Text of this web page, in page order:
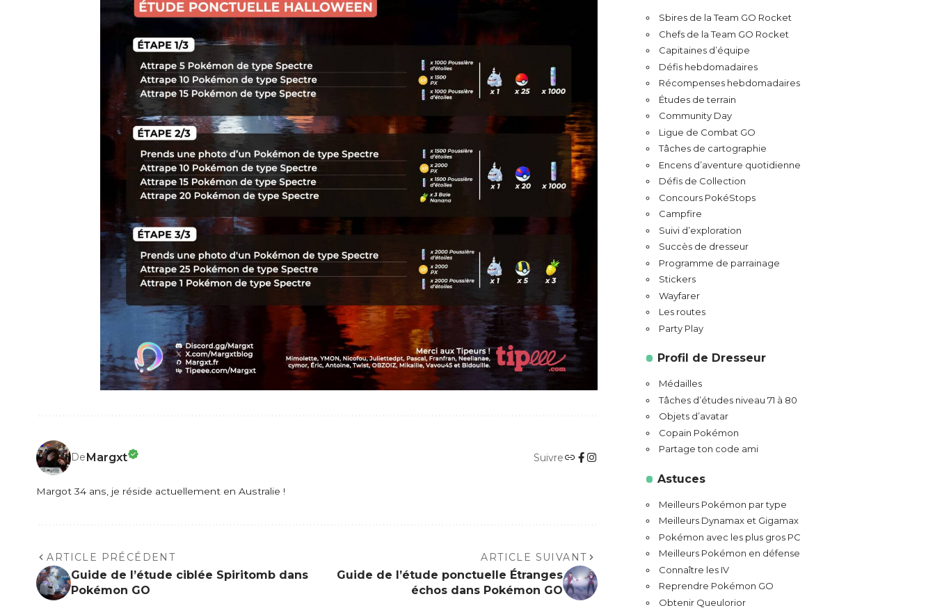
DeMargxt Suivre
Margot 34 ans, je réside actuellement en Australie !
ARTICLE PRÉCÉDENT
Guide de l’étude ciblée Spiritomb dans
Pokémon GO
ARTICLE SUIVANT
Guide de l’étude ponctuelle Étranges
échos dans Pokémon GO
Sbires de la Team GO Rocket
Chefs de la Team GO Rocket
Capitaines d’équipe
Défis hebdomadaires
Récompenses hebdomadaires
Études de terrain
Community Day
Ligue de Combat GO
Tâches de cartographie
Encens d’aventure quotidienne
Défis de Collection
Concours PokéStops
Campfire
Suivi d’exploration
Succès de dresseur
Programme de parrainage
Stickers
Wayfarer
Les routes
Party Play
Profil de Dresseur
Médailles
Tâches d’études niveau 71 à 80
Objets d’avatar
Copain Pokémon
Partage ton code ami
Astuces
Meilleurs Pokémon par type
Meilleurs Dynamax et Gigamax
Pokémon avec les plus gros PC
Meilleurs Pokémon en défense
Connaître les IV
Reprendre Pokémon GO
Obtenir Queulorior